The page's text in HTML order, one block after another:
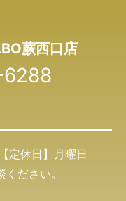
蕨西口店
定休日】月曜日
ださい。